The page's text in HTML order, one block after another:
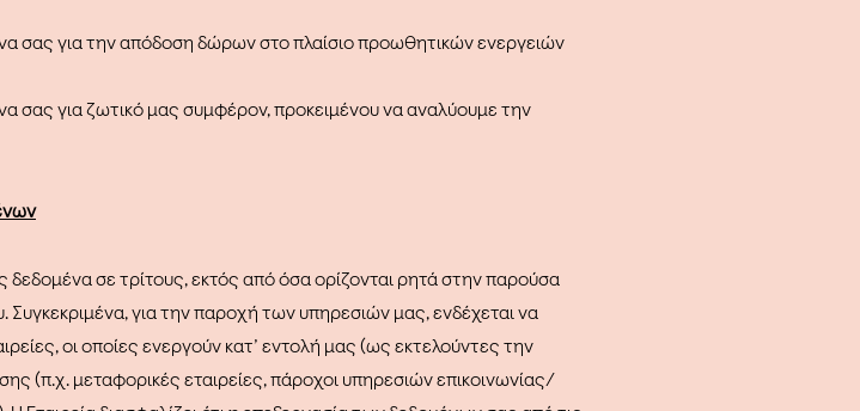
σας για την απόδοση δώρων στο πλαίσιο προωθητικών ενεργειών
σας για ζωτικό μας συμφέρον, προκειμένου να αναλύουμε την
σε τρίτους, εκτός από όσα ορίζονται ρητά στην παρούσα
για την παροχή των υπηρεσιών μας, ενδέχεται να
οι οποίες ενεργούν κατ’ εντολή μας (ως εκτελούντες την
(π.χ. μεταφορικές εταιρείες, πάροχοι υπηρεσιών επικοινωνίας/